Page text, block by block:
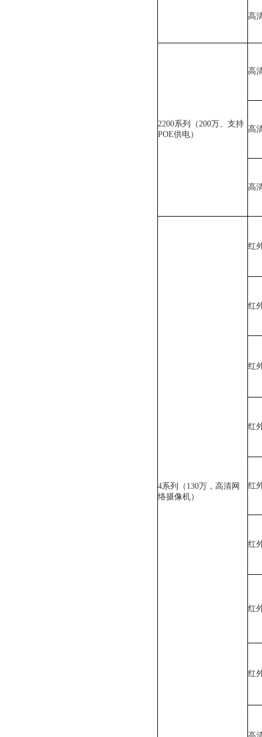
高
2200系列（200万、支持
POE供电）
高
高
高
4系列（130万，高清网
络摄像机）
红
红
红
红
红
红
红
红